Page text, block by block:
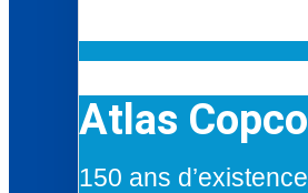
Atlas Copco
150 ans d’existence